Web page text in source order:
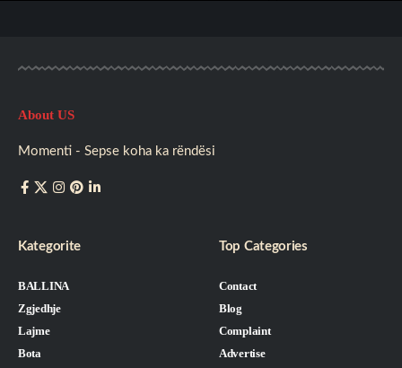
About US
Momenti - Sepse koha ka rëndësi
Kategorite
BALLINA
Zgjedhje
Lajme
Bota
Top Categories
Contact
Blog
Complaint
Advertise